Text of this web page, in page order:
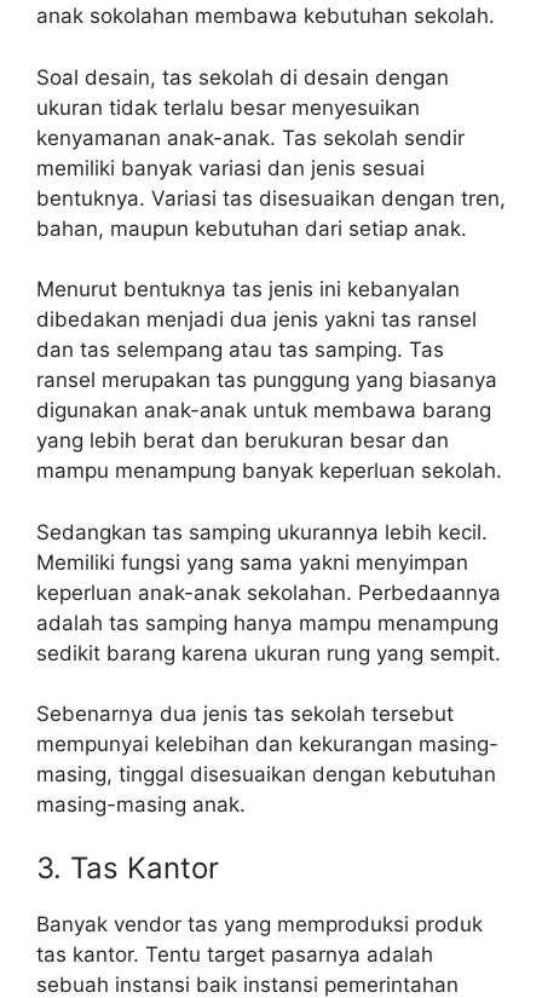
anak sokolahan membawa kebutuhan sekolah.
Soal desain, tas sekolah di desain dengan
ukuran tidak terlalu besar menyesuikan
kenyamanan anak-anak. Tas sekolah sendir
memiliki banyak variasi dan jenis sesuai
bentuknya. Variasi tas disesuaikan dengan tren,
bahan, maupun kebutuhan dari setiap anak.
Menurut bentuknya tas jenis ini kebanyalan
dibedakan menjadi dua jenis yakni tas ransel
dan tas selempang atau tas samping. Tas
ransel merupakan tas punggung yang biasanya
digunakan anak-anak untuk membawa barang
yang lebih berat dan berukuran besar dan
mampu menampung banyak keperluan sekolah.
Sedangkan tas samping ukurannya lebih kecil.
Memiliki fungsi yang sama yakni menyimpan
keperluan anak-anak sekolahan. Perbedaannya
adalah tas samping hanya mampu menampung
sedikit barang karena ukuran rung yang sempit.
Sebenarnya dua jenis tas sekolah tersebut
mempunyai kelebihan dan kekurangan masing-
masing, tinggal disesuaikan dengan kebutuhan
masing-masing anak.
3. Tas Kantor
Banyak vendor tas yang memproduksi produk
tas kantor. Tentu target pasarnya adalah
sebuah instansi baik instansi pemerintahan